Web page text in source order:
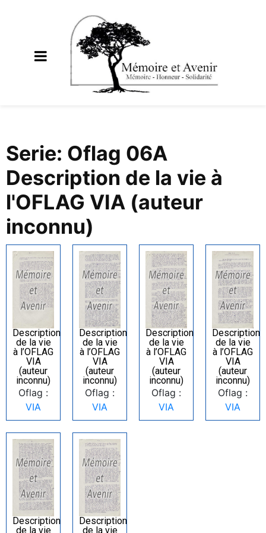
Serie: Oflag 06A
Description de la vie à
l'OFLAG VIA (auteur
inconnu)
Description
de la vie
à l’OFLAG
VIA
(auteur
inconnu)
Oflag :
VIA
Description
de la vie
à l’OFLAG
VIA
(auteur
inconnu)
Oflag :
VIA
Description
de la vie
à l’OFLAG
VIA
(auteur
inconnu)
Oflag :
VIA
Description
de la vie
à l’OFLAG
VIA
(auteur
inconnu)
Oflag :
VIA
Description
de la vie
Description
de la vie